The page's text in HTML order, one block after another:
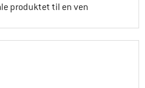
produktet til en ven